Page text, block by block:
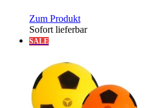
Zum Produkt
Sofort lieferbar
SALE